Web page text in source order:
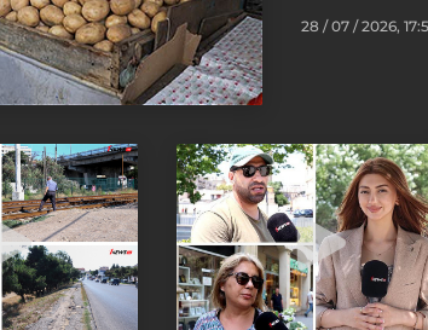
28 / 07 / 2026,